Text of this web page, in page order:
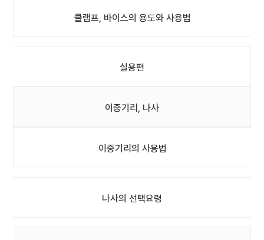
클램프, 바이스의 용도와 사용법
실용편
이중기리, 나사
이중기리의 사용법
나사의 선택요령